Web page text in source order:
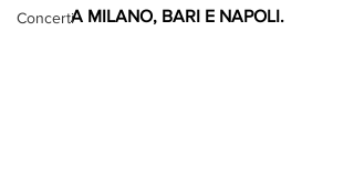
ConcertiA MILANO, BARI E NAPOLI.